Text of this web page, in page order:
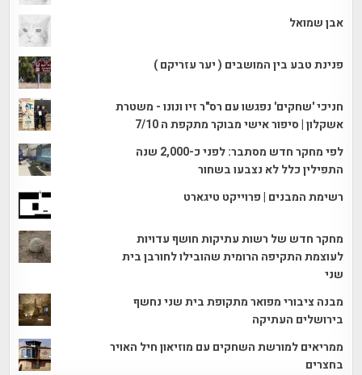
אבן שמואל
פנינת טבע בין המושבים ( יער עזריקם )
חניכי 'שחקים' נפגשו עם רס"ר זיו ונונו - משטרת
אשקלון | סיפור אישי מבוקר מתקפת ה 7/10
לפי מחקר חדש מסתבר: לפני כ-2,000 שנה
התפילין כלל לא נצבעו בשחור
רשימת המבנים | פרוייקט טיגארט
מחקר חדש של רשות עתיקות חושף עדויות
לעוצמת התקיפה הרומית שהובילו לחורבן בית
שני
מבנה ציבורי מפואר מתקופת בית שני נחשף
בירושלים העתיקה
ממריאים למורשת השחקים עם מוזיאון חיל האויר
בחצרים